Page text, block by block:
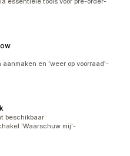
en 'weer op voorraad'-
beschikbaar
'Waarschuw mij'-